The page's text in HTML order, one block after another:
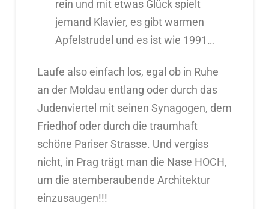
rein und mit etwas Glück spielt
jemand Klavier, es gibt warmen
Apfelstrudel und es ist wie 1991…
Laufe also einfach los, egal ob in Ruhe
an der Moldau entlang oder durch das
Judenviertel mit seinen Synagogen, dem
Friedhof oder durch die traumhaft
schöne Pariser Strasse. Und vergiss
nicht, in Prag trägt man die Nase HOCH,
um die atemberaubende Architektur
einzusaugen!!!